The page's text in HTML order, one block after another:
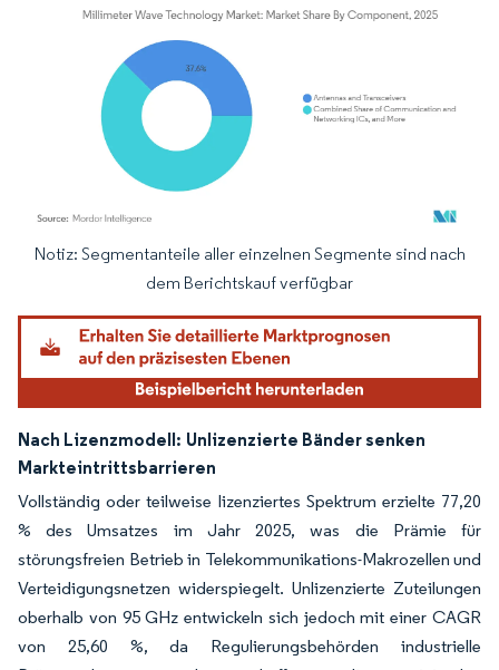
Bild © Mordor Intelligence. Wiederverwendung erfordert Namensnennung
Notiz: Segmentanteile aller einzelnen Segmente sind nach
dem Berichtskauf verfügbar
Nach Lizenzmodell: Unlizenzierte Bänder senken
Markteintrittsbarrieren
Vollständig oder teilweise lizenziertes Spektrum erzielte 77,20
% des Umsatzes im Jahr 2025, was die Prämie für
störungsfreien Betrieb in Telekommunikations-Makrozellen und
Verteidigungsnetzen widerspiegelt. Unlizenzierte Zuteilungen
oberhalb von 95 GHz entwickeln sich jedoch mit einer CAGR
von 25,60 %, da Regulierungsbehörden industrielle